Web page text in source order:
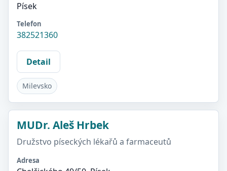
Písek
Telefon
382521360
Detail
Milevsko
MUDr. Aleš Hrbek
Družstvo píseckých lékařů a farmaceutů
Adresa